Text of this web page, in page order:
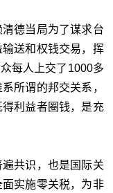
德当局为了谋求台
送和权钱交易，挥
每人上交了1000多
所谓的邦交关系，
利益者圈钱，是充
共识，也是国际关
实施零关税，为非